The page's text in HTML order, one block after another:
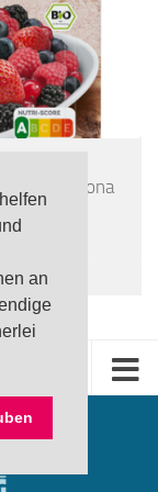
an
Freshona